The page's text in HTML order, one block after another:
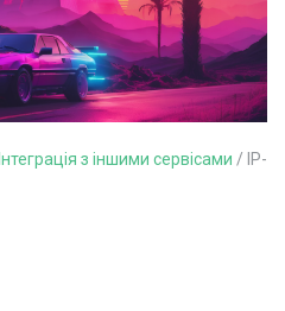
Інтеграція з іншими сервісами / IP-